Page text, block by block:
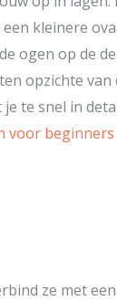
kleinere
ogen op de
opzichte van
te snel in
voor beginners
ze met